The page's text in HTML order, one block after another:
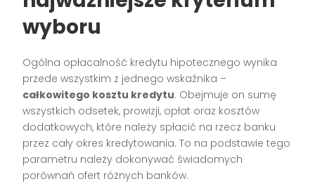
wyboru
Ogólna opłacalność kredytu hipotecznego wynika
przede wszystkim z jednego wskaźnika –
całkowitego kosztu kredytu. Obejmuje on sumę
wszystkich odsetek, prowizji, opłat oraz kosztów
dodatkowych, które należy spłacić na rzecz banku
przez cały okres kredytowania. To na podstawie tego
parametru należy dokonywać świadomych
porównań ofert różnych banków.